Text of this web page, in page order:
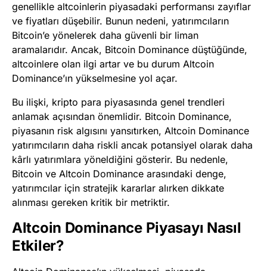
genellikle altcoinlerin piyasadaki performansı zayıflar
ve fiyatları düşebilir. Bunun nedeni, yatırımcıların
Bitcoin’e yönelerek daha güvenli bir liman
aramalarıdır. Ancak, Bitcoin Dominance düştüğünde,
altcoinlere olan ilgi artar ve bu durum Altcoin
Dominance’ın yükselmesine yol açar.
Bu ilişki, kripto para piyasasında genel trendleri
anlamak açısından önemlidir. Bitcoin Dominance,
piyasanın risk algısını yansıtırken, Altcoin Dominance
yatırımcıların daha riskli ancak potansiyel olarak daha
kârlı yatırımlara yöneldiğini gösterir. Bu nedenle,
Bitcoin ve Altcoin Dominance arasındaki denge,
yatırımcılar için stratejik kararlar alırken dikkate
alınması gereken kritik bir metriktir.
Altcoin Dominance Piyasayı Nasıl
Etkiler?